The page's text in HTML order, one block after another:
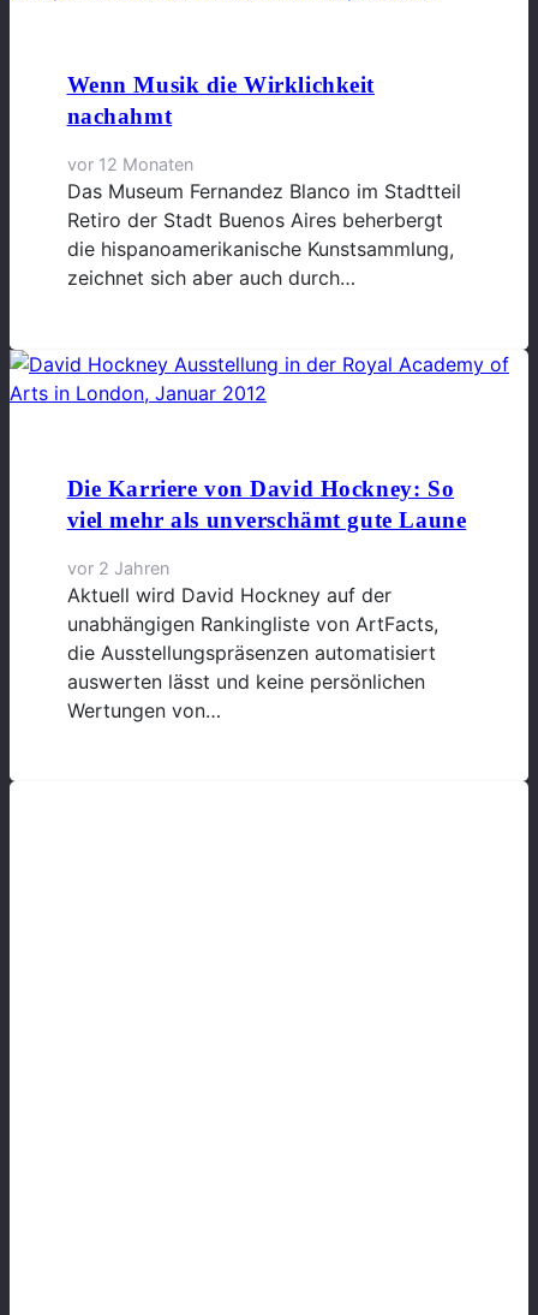
Wenn Musik die Wirklichkeit
nachahmt
vor 12 Monaten
Das Museum Fernandez Blanco im Stadtteil
Retiro der Stadt Buenos Aires beherbergt
die hispanoamerikanische Kunstsammlung,
zeichnet sich aber auch durch…
Die Karriere von David Hockney: So
viel mehr als unverschämt gute Laune
vor 2 Jahren
Aktuell wird David Hockney auf der
unabhängigen Rankingliste von ArtFacts,
die Ausstellungspräsenzen automatisiert
auswerten lässt und keine persönlichen
Wertungen von…